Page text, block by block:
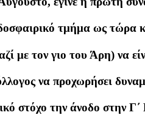
τμήμα ως τώρα
με τον γιο του Άρη) να
να προχωρήσει
στόχο την άνοδο στην Γ΄